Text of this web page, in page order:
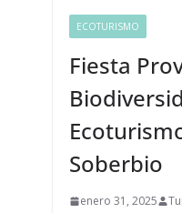
ECOTURISMO
Fiesta
Soberbio
enero 31, 2025